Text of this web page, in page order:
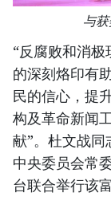
与
“反腐败和消
的深刻烙印有
民的信心，提
构及革命新闻
献”。杜文战
中央委员会常
台联合举行该